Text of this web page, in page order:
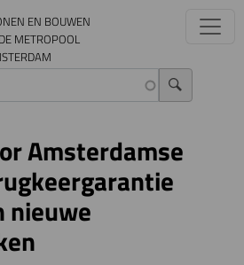
EN BOUWEN
METROPOOL
Amsterdamse
nieuwe